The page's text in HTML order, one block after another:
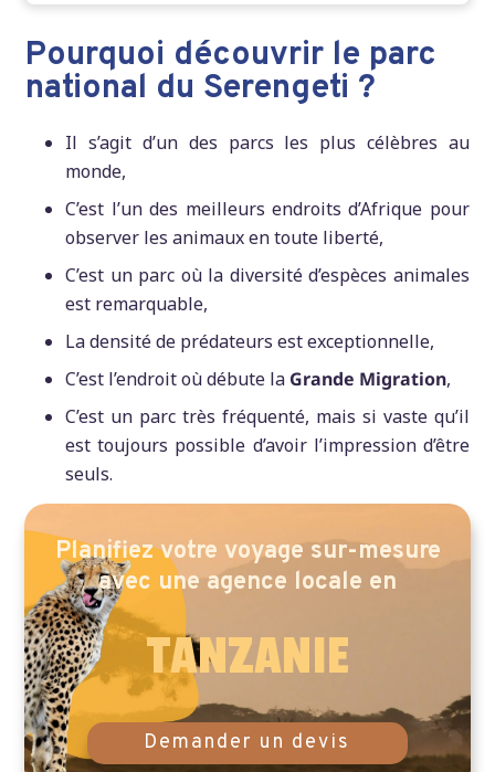
Pourquoi découvrir le parc
national du Serengeti ?
Il s’agit d’un des parcs les plus célèbres au
monde,
C’est l’un des meilleurs endroits d’Afrique pour
observer les animaux en toute liberté,
C’est un parc où la diversité d’espèces animales
est remarquable,
La densité de prédateurs est exceptionnelle,
C’est l’endroit où débute la Grande Migration,
C’est un parc très fréquenté, mais si vaste qu’il
est toujours possible d’avoir l’impression d’être
seuls.
Planifiez votre voyage sur-mesure
avec une agence locale en
TANZANIE
Demander un devis